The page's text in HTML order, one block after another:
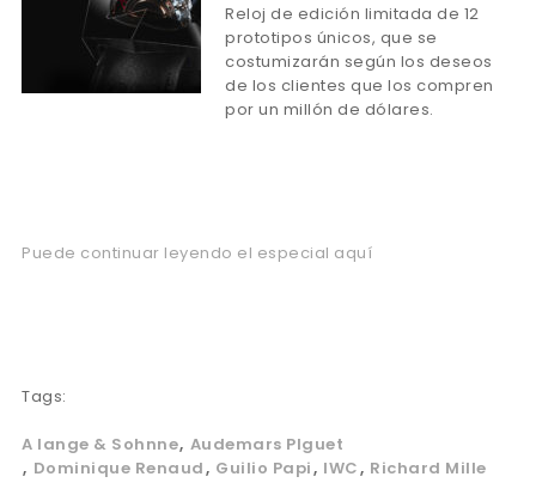
Reloj de edición limitada de 12
prototipos únicos, que se
costumizarán según los deseos
de los clientes que los compren
por un millón de dólares.
Puede continuar leyendo el especial aquí
Tags:
A lange & Sohnne Audemars PIguet
Dominique Renaud
Guilio Papi IWC Richard Mille